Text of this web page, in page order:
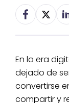
En la era
dejado de
convertirse
compartir y